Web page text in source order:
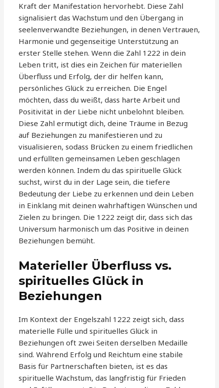
Kraft der Manifestation hervorhebt. Diese Zahl
signalisiert das Wachstum und den Übergang in
seelenverwandte Beziehungen, in denen Vertrauen,
Harmonie und gegenseitige Unterstützung an
erster Stelle stehen. Wenn die Zahl 1222 in dein
Leben tritt, ist dies ein Zeichen für materiellen
Überfluss und Erfolg, der dir helfen kann,
persönliches Glück zu erreichen. Die Engel
möchten, dass du weißt, dass harte Arbeit und
Positivität in der Liebe nicht unbelohnt bleiben.
Diese Zahl ermutigt dich, deine Träume in Bezug
auf Beziehungen zu manifestieren und zu
visualisieren, sodass Brücken zu einem friedlichen
und erfüllten gemeinsamen Leben geschlagen
werden können. Indem du das spirituelle Glück
suchst, wirst du in der Lage sein, die tiefere
Bedeutung der Liebe zu erkennen und dein Leben
in Einklang mit deinen wahrhaftigen Wünschen und
Zielen zu bringen. Die 1222 zeigt dir, dass sich das
Universum harmonisch um das Positive in deinen
Beziehungen bemüht.
Materieller Überfluss vs.
spirituelles Glück in
Beziehungen
Im Kontext der Engelszahl 1222 zeigt sich, dass
materielle Fülle und spirituelles Glück in
Beziehungen oft zwei Seiten derselben Medaille
sind. Während Erfolg und Reichtum eine stabile
Basis für Partnerschaften bieten, ist es das
spirituelle Wachstum, das langfristig für Frieden